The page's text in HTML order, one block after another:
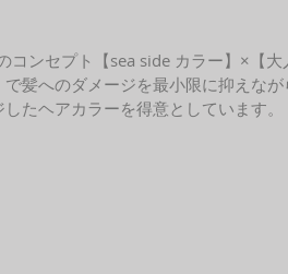
コンセプト【sea side カラー】×【
で髪へのダメージを最小限に抑えな
したヘアカラーを得意としています。